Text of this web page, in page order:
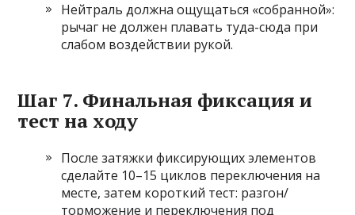
Нейтраль должна ощущаться «собранной»:
рычаг не должен плавать туда-сюда при
слабом воздействии рукой.
Шаг 7. Финальная фиксация и
тест на ходу
После затяжки фиксирующих элементов
сделайте 10–15 циклов переключения на
месте, затем короткий тест: разгон/
торможение и переключения под